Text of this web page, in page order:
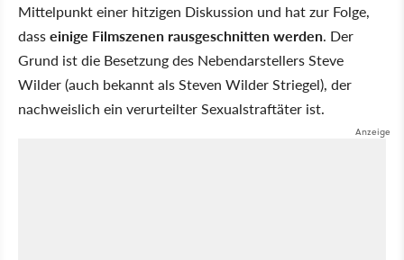
Mittelpunkt einer hitzigen Diskussion und hat zur Folge,
dasseinige Filmszenen rausgeschnitten werden. Der
Grund ist die Besetzung des Nebendarstellers Steve
Wilder (auch bekannt als Steven Wilder Striegel), der
nachweislich ein verurteilter Sexualstraftäter ist.